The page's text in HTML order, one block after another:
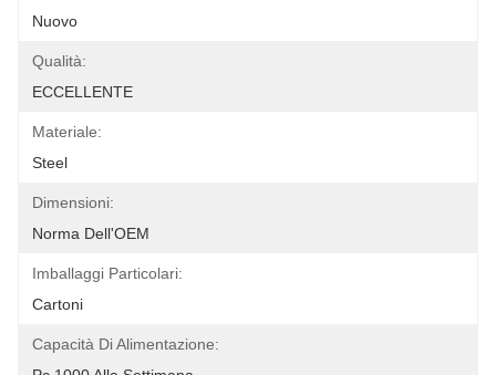
Nuovo
Qualità:
ECCELLENTE
Materiale:
Steel
Dimensioni:
Norma Dell'OEM
Imballaggi Particolari:
Cartoni
Capacità Di Alimentazione: